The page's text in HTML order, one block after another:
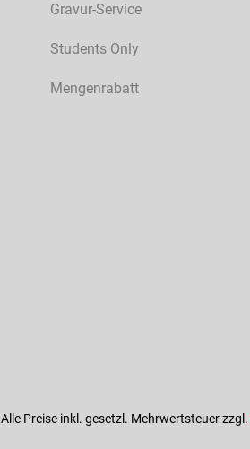
Gravur-Service
Students Only
Mengenrabatt
Alle Preise inkl. gesetzl. Mehrwertsteuer zzgl.